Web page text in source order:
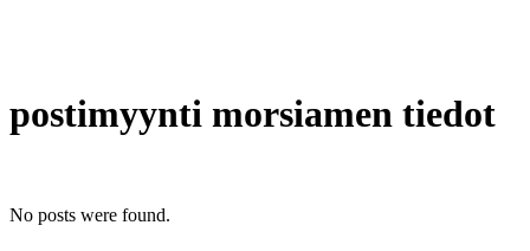
postimyynti morsiamen tiedot
No posts were found.